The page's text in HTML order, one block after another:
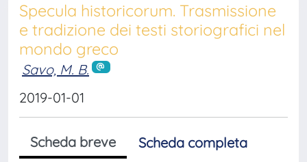
Specula historicorum. Trasmissione
e tradizione dei testi storiografici nel
mondo greco
Savo, M. B.
2019-01-01
Scheda breve
Scheda completa